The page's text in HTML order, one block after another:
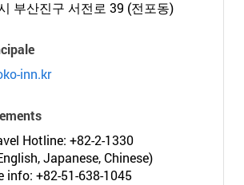
부산진구 서전로 39 (전포동)
inn.kr
Hotline: +82-2-1330
Japanese, Chinese)
info: +82-51-638-1045